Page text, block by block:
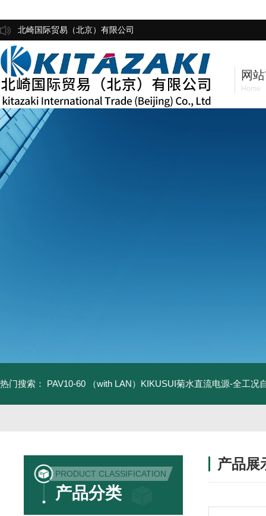
北崎国际贸易（北京）有限公司
网
Home
热门搜索： PAV10-60 （with LAN）KIKUSUI菊水直流电源-全工况
PRODUCT CLASSIFICATION
产品分类
产品展